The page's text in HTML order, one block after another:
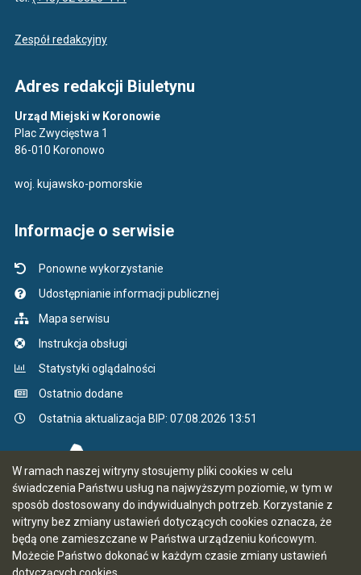
W ramach naszej witryny stosujemy pliki cookies w celu
świadczenia Państwu usług na najwyższym poziomie, w tym w
sposób dostosowany do indywidualnych potrzeb. Korzystanie z
witryny bez zmiany ustawień dotyczących cookies oznacza, że
będą one zamieszczane w Państwa urządzeniu końcowym.
Możecie Państwo dokonać w każdym czasie zmiany ustawień
dotyczących cookies.
Zespół redakcyjny
Adres redakcji Biuletynu
Urząd Miejski w Koronowie
Plac Zwycięstwa 1
86-010 Koronowo
woj. kujawsko-pomorskie
Informacje o serwisie
Ponowne wykorzystanie
Udostępnianie informacji publicznej
Mapa serwisu
Instrukcja obsługi
Statystyki oglądalności
Ostatnio dodane
Ostatnia aktualizacja BIP: 07.08.2026 13:51